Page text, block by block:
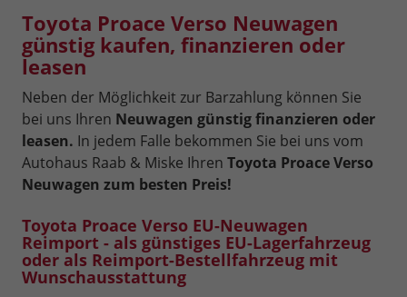
Toyota Proace Verso Neuwagen
günstig kaufen, finanzieren oder
leasen
Neben der Möglichkeit zur Barzahlung können Sie
bei uns Ihren Neuwagen günstig finanzieren oder
leasen. In jedem Falle bekommen Sie bei uns vom
Autohaus Raab & Miske Ihren Toyota Proace Verso
Neuwagen zum besten Preis!
Toyota Proace Verso EU-Neuwagen
Reimport - als günstiges EU-Lagerfahrzeug
oder als Reimport-Bestellfahrzeug mit
Wunschausstattung